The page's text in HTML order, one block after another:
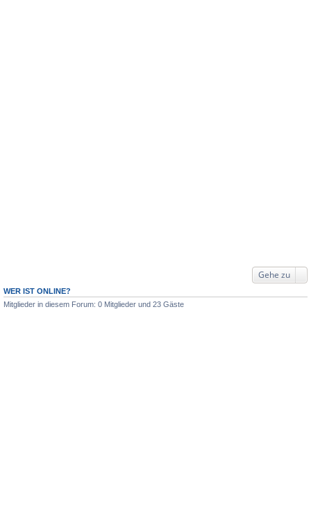
Gehe zu
WER IST ONLINE?
Mitglieder in diesem Forum: 0 Mitglieder und 23 Gäste